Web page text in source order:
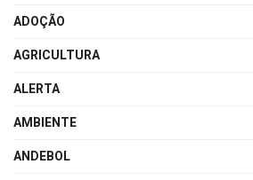
ADOÇÃO
AGRICULTURA
ALERTA
AMBIENTE
ANDEBOL